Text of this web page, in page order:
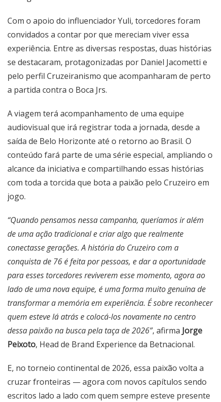
Com o apoio do influenciador Yuli, torcedores foram
convidados a contar por que mereciam viver essa
experiência. Entre as diversas respostas, duas histórias
se destacaram, protagonizadas por Daniel Jacometti e
pelo perfil Cruzeiranismo que acompanharam de perto
a partida contra o Boca Jrs.
A viagem terá acompanhamento de uma equipe
audiovisual que irá registrar toda a jornada, desde a
saída de Belo Horizonte até o retorno ao Brasil. O
conteúdo fará parte de uma série especial, ampliando o
alcance da iniciativa e compartilhando essas histórias
com toda a torcida que bota a paixão pelo Cruzeiro em
jogo.
“Quando pensamos nessa campanha, queríamos ir além
de uma ação tradicional e criar algo que realmente
conectasse gerações. A história do Cruzeiro com a
conquista de 76 é feita por pessoas, e dar a oportunidade
para esses torcedores reviverem esse momento, agora ao
lado de uma nova equipe, é uma forma muito genuína de
transformar a memória em experiência. É sobre reconhecer
quem esteve lá atrás e colocá-los novamente no centro
dessa paixão na busca pela taça de 2026”, afirma Jorge
Peixoto, Head de Brand Experience da Betnacional.
E, no torneio continental de 2026, essa paixão volta a
cruzar fronteiras — agora com novos capítulos sendo
escritos lado a lado com quem sempre esteve presente